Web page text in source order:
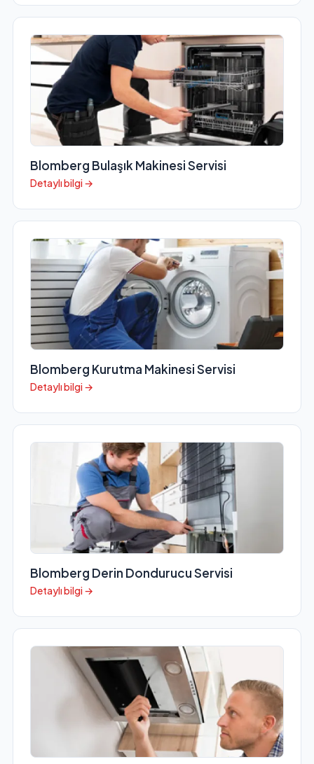
Blomberg Bulaşık Makinesi Servisi
Detaylı bilgi →
Blomberg Kurutma Makinesi Servisi
Detaylı bilgi →
Blomberg Derin Dondurucu Servisi
Detaylı bilgi →